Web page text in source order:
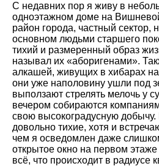
С недавних пор я живу в
одноэтажном доме на
район города, частный сектор,
основном людьми старшего
тихий и размеренный образ
называл их
аборигенами
.
алкашей, живущих в хибарах
они уже наполовину ушли под
выползают стрелять мелочь у
вечером собираются
свою высокоградусную
довольно тихие, хотя и
чем я осведомлен даже
открытое окно на первом
всё, что происходит в радиусе